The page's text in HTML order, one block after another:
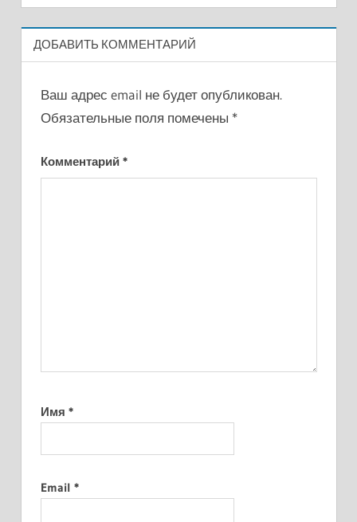
ДОБАВИТЬ КОММЕНТАРИЙ
Ваш адрес email не будет опубликован.
Обязательные поля помечены *
Комментарий *
Имя *
Email *